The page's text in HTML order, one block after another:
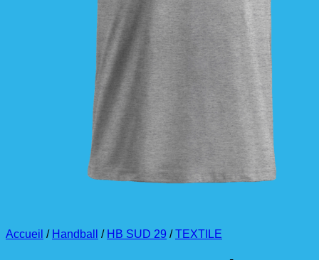
Accueil / Handball / HB SUD 29 / TEXTILE